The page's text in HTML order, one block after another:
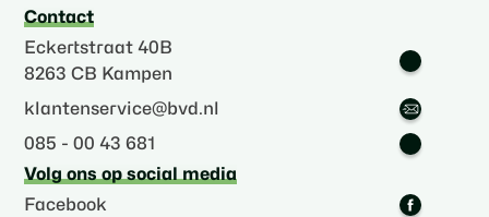
Contact
Eckertstraat 40B
8263 CB Kampen
klantenservice@bvd.nl
085 - 00 43 681
Volg ons op social media
Facebook